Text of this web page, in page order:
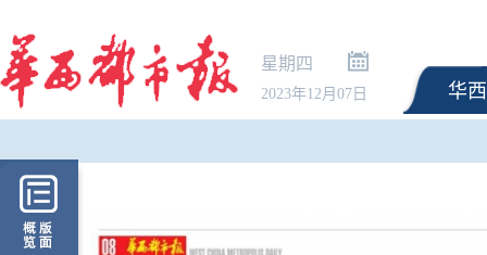
星期四
2023年12月07日 华